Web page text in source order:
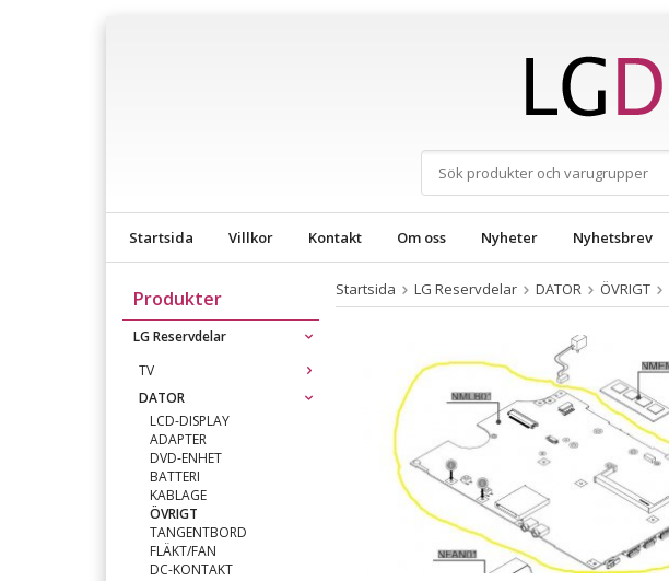
Startsida Villkor Kontakt Om oss Nyheter Nyhetsbrev
Produkter
LG Reservdelar
TV
DATOR
LCD-DISPLAY
ADAPTER
DVD-ENHET
BATTERI
KABLAGE
ÖVRIGT
TANGENTBORD
FLÄKT/FAN
DC-KONTAKT
Startsida LG Reservdelar DATOR ÖVRIGT